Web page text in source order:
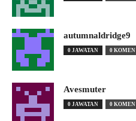
autumnaldridge9
0 JAWATAN 0 KOMEN
Avesmuter
0 JAWATAN 0 KOMEN